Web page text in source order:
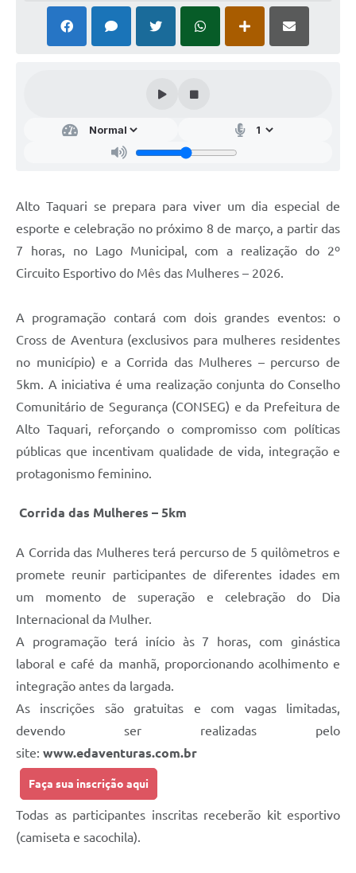
Alto Taquari se prepara para viver um dia especial de
esporte e celebração no próximo 8 de março, a partir das
7 horas, no Lago Municipal, com a realização do 2º
Circuito Esportivo do Mês das Mulheres – 2026.
A programação contará com dois grandes eventos: o
Cross de Aventura (exclusivos para mulheres residentes
no município) e a Corrida das Mulheres – percurso de
5km. A iniciativa é uma realização conjunta do Conselho
Comunitário de Segurança (CONSEG) e da Prefeitura de
Alto Taquari, reforçando o compromisso com políticas
públicas que incentivam qualidade de vida, integração e
protagonismo feminino.
Corrida das Mulheres – 5km
A Corrida das Mulheres terá percurso de 5 quilômetros e
promete reunir participantes de diferentes idades em
um momento de superação e celebração do Dia
Internacional da Mulher.
A programação terá início às 7 horas, com ginástica
laboral e café da manhã, proporcionando acolhimento e
integração antes da largada.
As inscrições são gratuitas e com vagas limitadas,
devendo ser realizadas pelo
site: www.edaventuras.com.br
Faça sua inscrição aqui
Todas as participantes inscritas receberão kit esportivo
(camiseta e sacochila).